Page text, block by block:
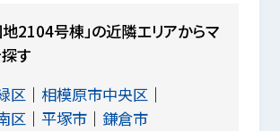
地2104号棟」の近隣エリアからマ
す
区
相模原市中央区
区
平塚市 鎌倉市